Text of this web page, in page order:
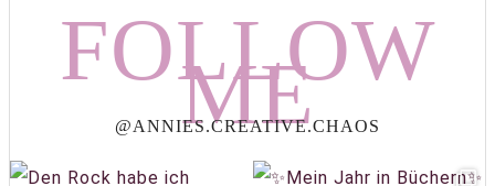
FOLLOW
ME
@ANNIES.CREATIVE.CHAOS